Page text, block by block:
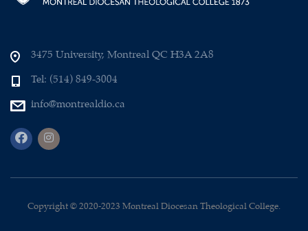
3475 University, Montreal QC H3A 2A8
Tel: (514) 849-3004
info@montrealdio.ca
Copyright © 2020-2023 Montreal Diocesan Theological College.